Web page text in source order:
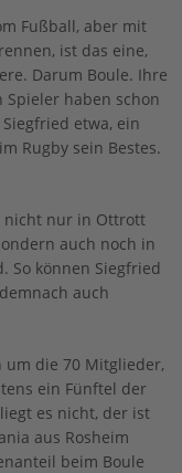
Fußball, aber mit
ist das eine,
Darum Boule. Ihre
Spieler haben schon
etwa, ein
Rugby sein Bestes.
nicht nur in Ottrott
auch noch in
So können Siegfried
auch
um die 70 Mitglieder,
ein Fünftel der
es nicht, der ist
aus Rosheim
beim Boule